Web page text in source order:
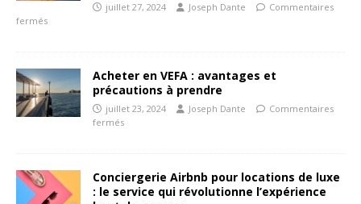
juillet 27, 2024 Joseph Dante
Commentaires
fermés
Acheter en VEFA : avantages et
précautions à prendre
juillet 23, 2024 Joseph Dante
Commentaires
fermés
Conciergerie Airbnb pour locations de luxe
: le service qui révolutionne l’expérience